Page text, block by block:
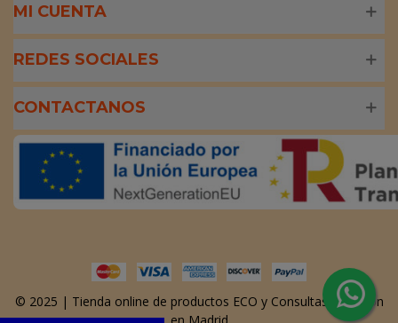
MI CUENTA
REDES SOCIALES
CONTACTANOS
© 2025 | Tienda online de productos ECO y Consultas Nutrición